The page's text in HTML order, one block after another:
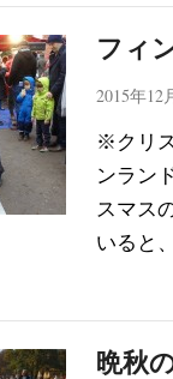
フィ
2015年12
※クリ
ンラン
スマス
いると
晩秋